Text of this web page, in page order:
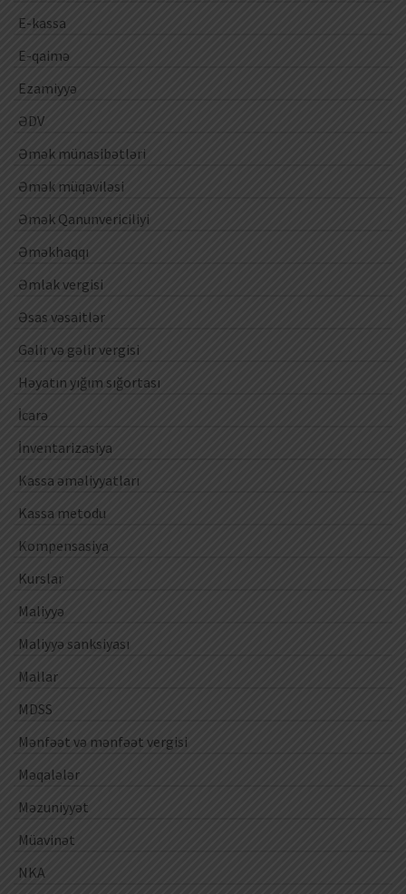
E-kassa
E-qaimə
Ezamiyyə
ƏDV
Əmək münasibətləri
Əmək müqaviləsi
Əmək Qanunvericiliyi
Əməkhaqqı
Əmlak vergisi
Əsas vəsaitlər
Gəlir və gəlir vergisi
Həyatın yığım sığortası
İcarə
İnventarizasiya
Kassa əməliyyatları
Kassa metodu
Kompensasiya
Kurslar
Maliyyə
Maliyyə sanksiyası
Mallar
MDSS
Mənfəət və mənfəət vergisi
Məqalələr
Məzuniyyət
Müavinət
NKA